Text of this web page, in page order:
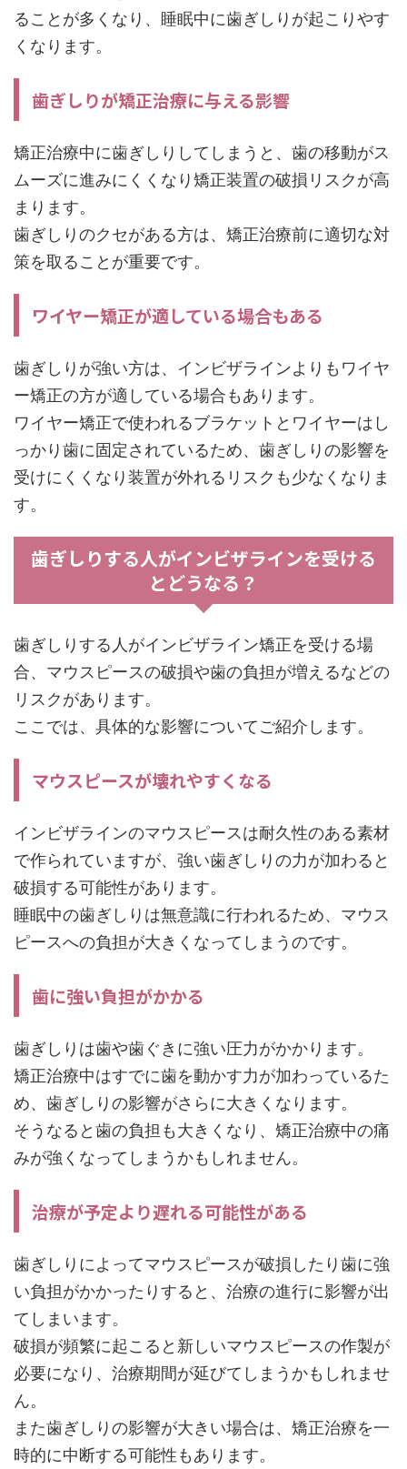
ることが多くなり、睡眠中に歯ぎしりが起こりやす
くなります。
歯ぎしりが矯正治療に与える影響
矯正治療中に歯ぎしりしてしまうと、歯の移動がス
ムーズに進みにくくなり矯正装置の破損リスクが高
まります。
歯ぎしりのクセがある方は、矯正治療前に適切な対
策を取ることが重要です。
ワイヤー矯正が適している場合もある
歯ぎしりが強い方は、インビザラインよりもワイヤ
ー矯正の方が適している場合もあります。
ワイヤー矯正で使われるブラケットとワイヤーはし
っかり歯に固定されているため、歯ぎしりの影響を
受けにくくなり装置が外れるリスクも少なくなりま
す。
歯ぎしりする人がインビザラインを受ける
とどうなる？
歯ぎしりする人がインビザライン矯正を受ける場
合、マウスピースの破損や歯の負担が増えるなどの
リスクがあります。
ここでは、具体的な影響についてご紹介します。
マウスピースが壊れやすくなる
インビザラインのマウスピースは耐久性のある素材
で作られていますが、強い歯ぎしりの力が加わると
破損する可能性があります。
睡眠中の歯ぎしりは無意識に行われるため、マウス
ピースへの負担が大きくなってしまうのです。
歯に強い負担がかかる
歯ぎしりは歯や歯ぐきに強い圧力がかかります。
矯正治療中はすでに歯を動かす力が加わっているた
め、歯ぎしりの影響がさらに大きくなります。
そうなると歯の負担も大きくなり、矯正治療中の痛
みが強くなってしまうかもしれません。
治療が予定より遅れる可能性がある
歯ぎしりによってマウスピースが破損したり歯に強
い負担がかかったりすると、治療の進行に影響が出
てしまいます。
破損が頻繁に起こると新しいマウスピースの作製が
必要になり、治療期間が延びてしまうかもしれませ
ん。
また歯ぎしりの影響が大きい場合は、矯正治療を一
時的に中断する可能性もあります。